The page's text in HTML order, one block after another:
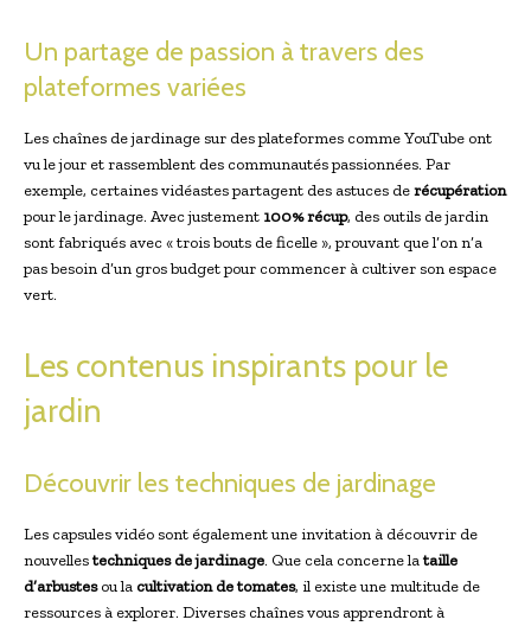
Un partage de passion à travers des
plateformes variées
Les chaînes de jardinage sur des plateformes comme YouTube ont
vu le jour et rassemblent des communautés passionnées. Par
exemple, certaines vidéastes partagent des astuces derécupération
pour le jardinage. Avec justement 100% récup, des outils de jardin
sont fabriqués avec « trois bouts de ficelle », prouvant que l’on n’a
pas besoin d’un gros budget pour commencer à cultiver son espace
vert.
Les contenus inspirants pour le
jardin
Découvrir les techniques de jardinage
Les capsules vidéo sont également une invitation à découvrir de
nouvellestechniques de jardinage. Que cela concerne lataille
d’arbustesou la cultivation de tomates, il existe une multitude de
ressources à explorer. Diverses chaînes vous apprendront à